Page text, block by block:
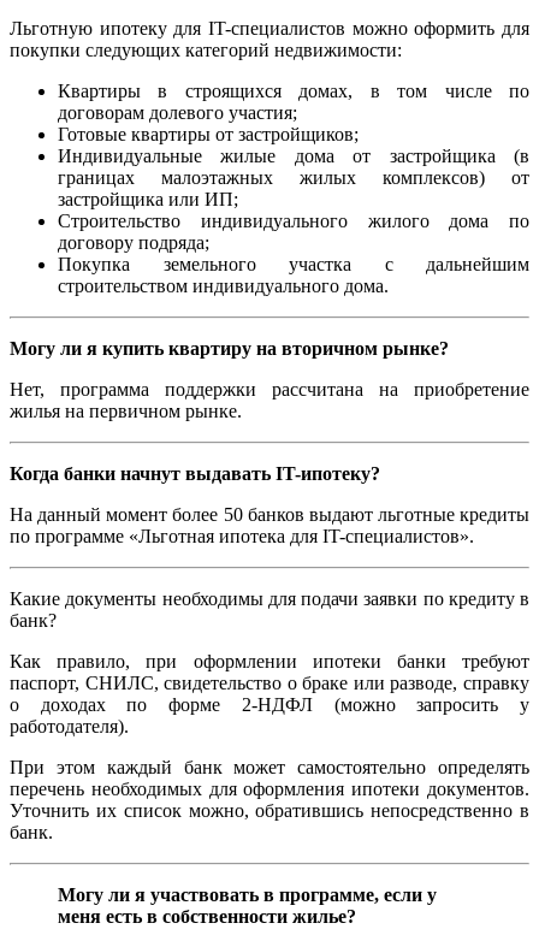
Льготную ипотеку для IT-специалистов можно оформить для
покупки следующих категорий недвижимости:
Квартиры в строящихся домах, в том числе по
договорам долевого участия;
Готовые квартиры от застройщиков;
Индивидуальные жилые дома от застройщика (в
границах малоэтажных жилых комплексов) от
застройщика или ИП;
Строительство индивидуального жилого дома по
договору подряда;
Покупка земельного участка с дальнейшим
строительством индивидуального дома.
Могу ли я купить квартиру на вторичном рынке?
Нет, программа поддержки рассчитана на приобретение
жилья на первичном рынке.
Когда банки начнут выдавать IT-ипотеку?
На данный момент более 50 банков выдают льготные кредиты
по программе «Льготная ипотека для IT-специалистов».
Какие документы необходимы для подачи заявки по кредиту в
банк?
Как правило, при оформлении ипотеки банки требуют
паспорт, СНИЛС, свидетельство о браке или разводе, справку
о доходах по форме 2-НДФЛ (можно запросить у
работодателя).
При этом каждый банк может самостоятельно определять
перечень необходимых для оформления ипотеки документов.
Уточнить их список можно, обратившись непосредственно в
банк.
Могу ли я участвовать в программе, если у
меня есть в собственности жилье?